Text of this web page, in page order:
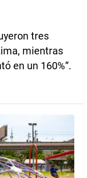
tres
mientras
en un 160%”.